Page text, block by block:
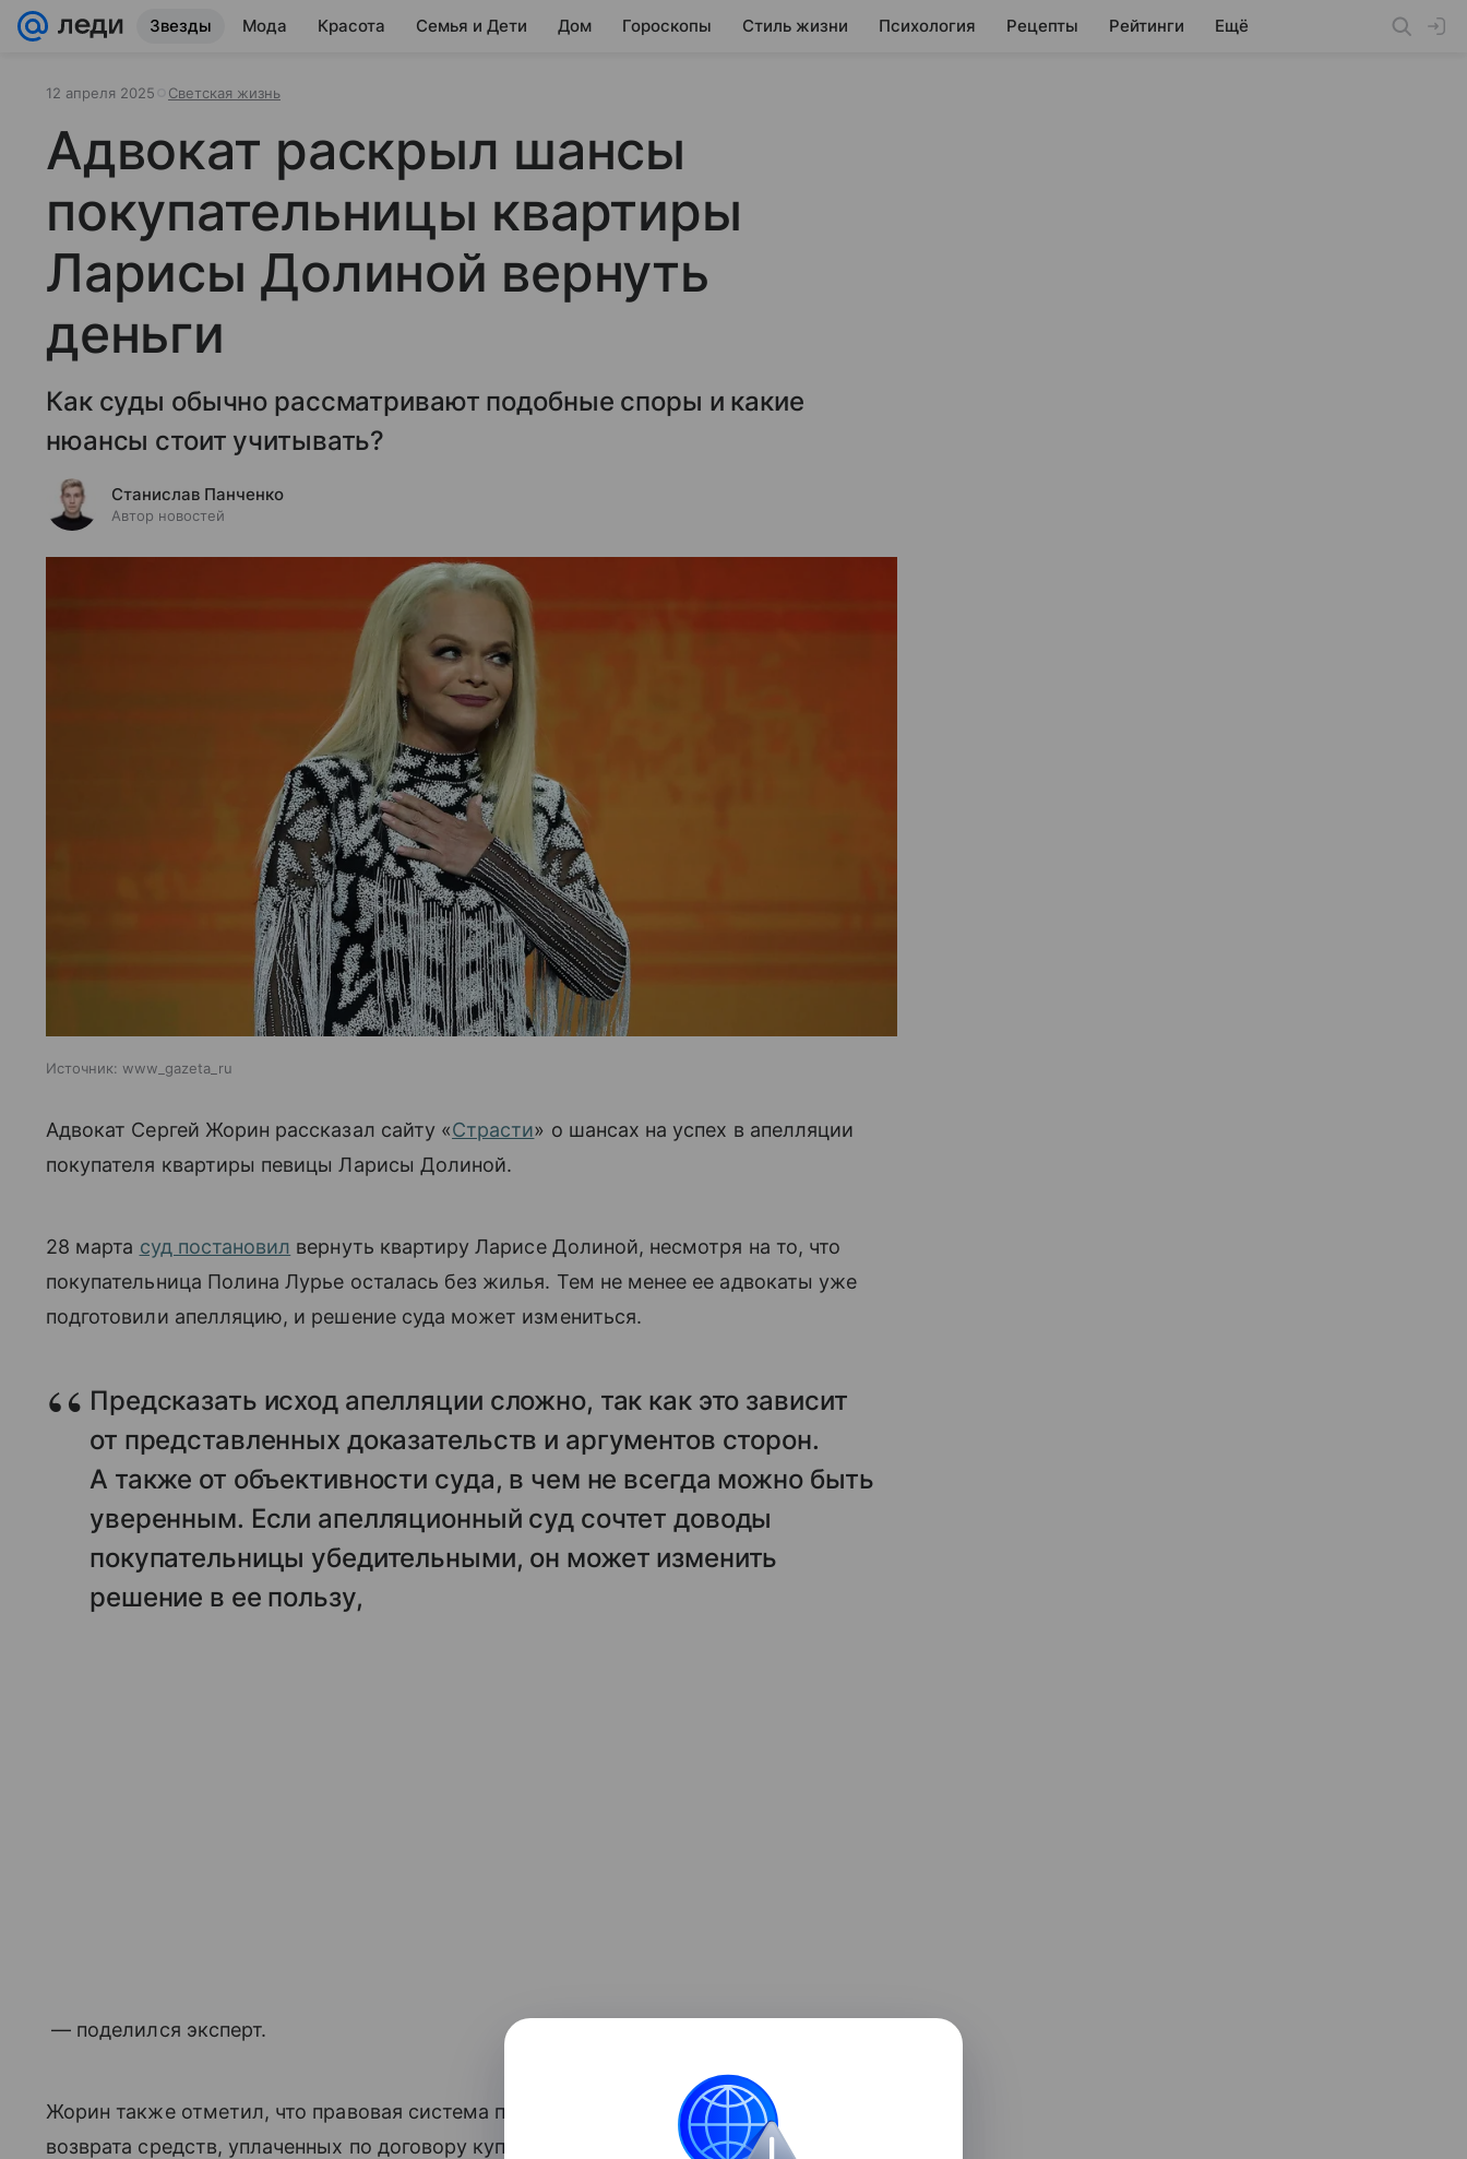
Звезды Мода Красота Семья и Дети Дом Гороскопы Стиль жизни Психология Рецепты Рейтинги Ещё
12 апреля 2025 Светская жизнь
Адвокат раскрыл шансы
покупательницы квартиры
Ларисы Долиной вернуть
деньги
Как суды обычно рассматривают подобные споры и какие
нюансы стоит учитывать?
Станислав Панченко
Автор новостей
Источник: www_gazeta_ru
Адвокат Сергей Жорин рассказал сайту «Страсти» о шансах на успех в апелляции
покупателя квартиры певицы Ларисы Долиной.
28 марта суд постановил вернуть квартиру Ларисе Долиной, несмотря на то, что
покупательница Полина Лурье осталась без жилья. Тем не менее ее адвокаты уже
подготовили апелляцию, и решение суда может измениться.
Предсказать исход апелляции сложно, так как это зависит
от представленных доказательств и аргументов сторон.
А также от объективности суда, в чем не всегда можно быть
уверенным. Если апелляционный суд сочтет доводы
покупательницы убедительными, он может изменить
решение в ее пользу,
— поделился эксперт.
Жорин также отметил, что правовая система предоставляет инструменты для
возврата средств, уплаченных по договору купли-продажи. Это означает, что Лариса